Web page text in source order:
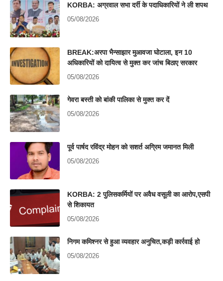
KORBA: अग्रवाल सभा दर्री के पदाधिकारियों ने ली शपथ
05/08/2026
BREAK:अरपा भैन्साझार मुआवजा घोटाला, इन 10
अधिकारियों को दायित्व से मुक्त कर जांच बिठाए सरकार
05/08/2026
गेवरा बस्ती को बांकी पालिका से मुक्त कर दें
05/08/2026
पूर्व पार्षद रविंद्र मोहन को सशर्त अग्रिम जमानत मिली
05/08/2026
KORBA: 2 पुलिसकर्मियों पर अवैध वसूली का आरोप,एसपी
से शिकायत
05/08/2026
निगम कमिश्नर से हुआ व्यवहार अनुचित,कड़ी कार्रवाई हो
05/08/2026